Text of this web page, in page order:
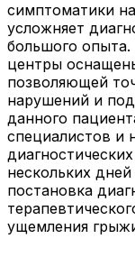
симптоматики
усложняет
большого опыта.
центры
позволяющей
нарушений и
данного
специалистов и
нескольких
постановка
ущемления